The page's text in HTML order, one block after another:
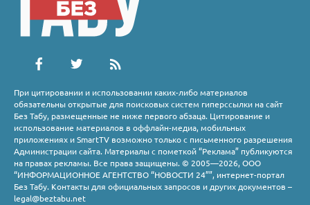
При цитировании и использовании каких-либо материалов
обязательны открытые для поисковых систем гиперссылки на сайт
Без Табу, размещенные не ниже первого абзаца. Цитирование и
использование материалов в оффлайн-медиа, мобильных
приложениях и SmartTV возможно только с письменного разрешения
Администрации сайта. Материалы с пометкой “Реклама” публикуются
на правах рекламы. Все права защищены. © 2005—2026, ООО
“ИНФОРМАЦИОННОЕ АГЕНТСТВО “НОВОСТИ 24””, интернет-портал
Без Табу. Контакты для официальных запросов и других документов –
legal@beztabu.net